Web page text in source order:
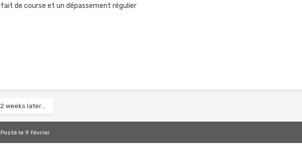
fait de course et un dépassement régulier
2 weeks later...
Postéle 9 février